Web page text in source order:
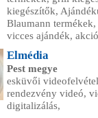
kiegészítők,
Blaumann
vicces ajándék,
Elmédia
Pest megye
esküvői
rendezvény videó,
digitalizálás,